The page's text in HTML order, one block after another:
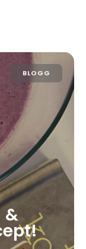
BLOGG
&